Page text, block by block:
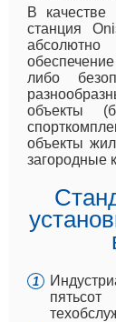
В качестве
станция
абсолютно
либо
объекты
объекты
загородные